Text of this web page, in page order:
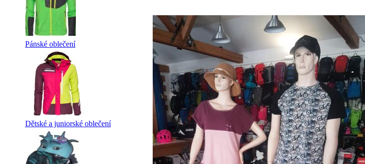
Pánské oblečení
Dětské a juniorské oblečení